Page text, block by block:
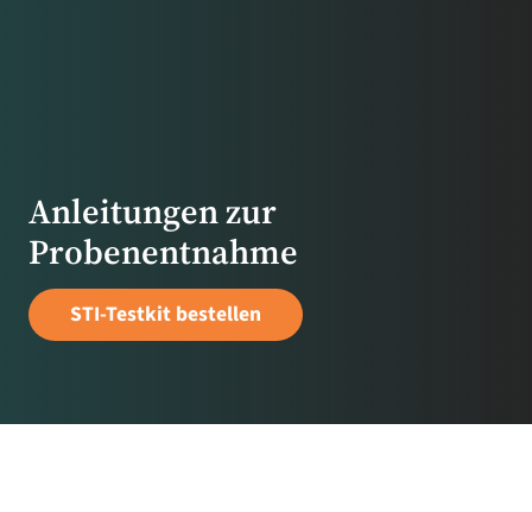
Anleitungen zur
Probenentnahme
STI-Testkit bestellen